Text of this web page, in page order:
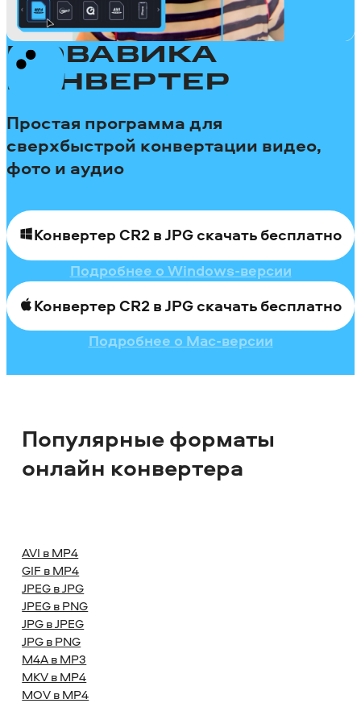
МОВАВИКА
КОНВЕРТЕР
Простая программа для
сверхбыстрой конвертации видео,
фото и аудио
Конвертер CR2 в JPG скачать бесплатно
Подробнее о Windows-версии
Конвертер CR2 в JPG скачать бесплатно
Подробнее о Mac-версии
Популярные форматы
онлайн конвертера
AVI в MP4
GIF в MP4
JPEG в JPG
JPEG в PNG
JPG в JPEG
JPG в PNG
M4A в MP3
MKV в MP4
MOV в MP4